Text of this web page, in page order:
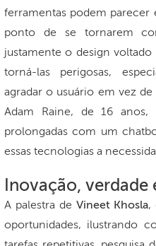
ferramentas podem parecer
ponto de se tornarem
justamente o design
torná-las perigosas,
agradar o usuário em vez
Adam Raine, de 16 anos,
prolongadas com um
essas tecnologias a
Inovação,
A palestra de Vineet Khosla,
oportunidades, ilustrando